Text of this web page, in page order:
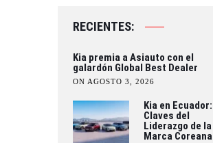
RECIENTES:
Kia premia a Asiauto con el
galardón Global Best Dealer
ON AGOSTO 3, 2026
Kia en Ecuador:
Claves del
Liderazgo de la
Marca Coreana